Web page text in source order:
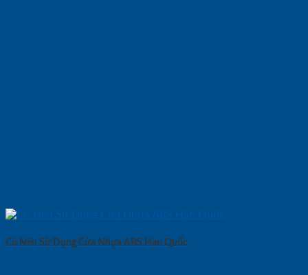
Có Nên Sử Dụng Cửa Nhựa ABS Hàn Quốc